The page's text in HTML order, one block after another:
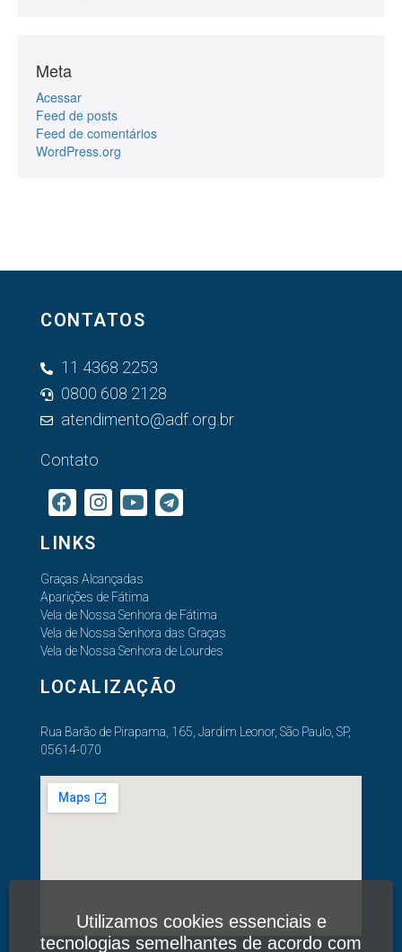
Meta
Acessar
Feed de posts
Feed de comentários
WordPress.org
CONTATOS
11 4368 2253
0800 608 2128
atendimento@adf.org.br
Contato
LINKS
Graças Alcançadas
Aparições de Fátima
Vela de Nossa Senhora de Fátima
Vela de Nossa Senhora das Graças
Vela de Nossa Senhora de Lourdes
LOCALIZAÇÃO
Rua Barão de Pirapama, 165, Jardim Leonor, São Paulo, SP,
05614-070
Utilizamos cookies essenciais e
tecnologias semelhantes de acordo com